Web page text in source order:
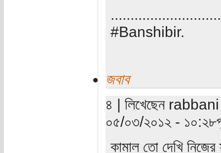
#Banshibir.
জবাব
৪ | লিখেছেন rabbani
০৫/০৩/২০১২ -
কামাল তো দেখি নিজের